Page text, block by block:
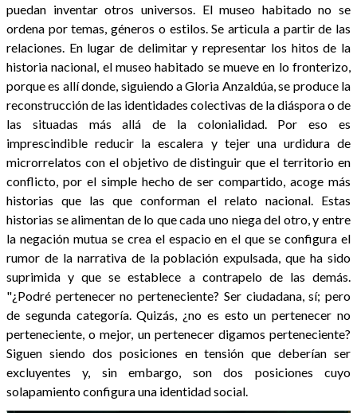
puedan inventar otros universos. El museo habitado no se
ordena por temas, géneros o estilos. Se articula a partir de las
relaciones. En lugar de delimitar y representar los hitos de la
historia nacional, el museo habitado se mueve en lo fronterizo,
porque es allí donde, siguiendo a Gloria Anzaldúa, se produce la
reconstrucción de las identidades colectivas de la diáspora o de
las situadas más allá de la colonialidad. Por eso es
imprescindible reducir la escalera y tejer una urdidura de
microrrelatos con el objetivo de distinguir que el territorio en
conflicto, por el simple hecho de ser compartido, acoge más
historias que las que conforman el relato nacional. Estas
historias se alimentan de lo que cada uno niega del otro, y entre
la negación mutua se crea el espacio en el que se configura el
rumor de la narrativa de la población expulsada, que ha sido
suprimida y que se establece a contrapelo de las demás.
"¿Podré pertenecer no perteneciente? Ser ciudadana, sí; pero
de segunda categoría. Quizás, ¿no es esto un pertenecer no
perteneciente, o mejor, un pertenecer digamos perteneciente?
Siguen siendo dos posiciones en tensión que deberían ser
excluyentes y, sin embargo, son dos posiciones cuyo
solapamiento configura una identidad social.